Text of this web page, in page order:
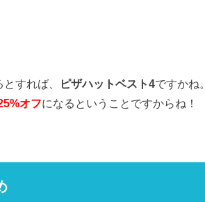
すれば、 ピザハットベスト4ですかね。
オフになるということですからね！